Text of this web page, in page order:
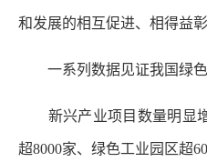
和发展的相互促进、相得益彰
一系列数据见证我国绿
新兴产业项目数量明显增
超8000家、绿色工业园区超